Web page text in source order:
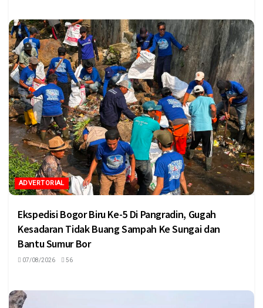
ADVERTORIAL
Ekspedisi Bogor Biru Ke-5 Di Pangradin, Gugah
Kesadaran Tidak Buang Sampah Ke Sungai dan
Bantu Sumur Bor
07/08/2026 56